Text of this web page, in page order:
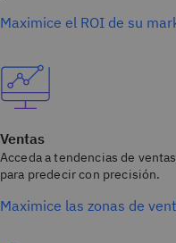
Maximice el ROI de su
Ventas
Acceda a tendencias de
para predecir con precisión.
Maximice las zonas de